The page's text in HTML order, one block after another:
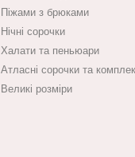
Піжами з брюками
Нічні сорочки
Халати та пеньюари
Атласні сорочки та
Великі розміри